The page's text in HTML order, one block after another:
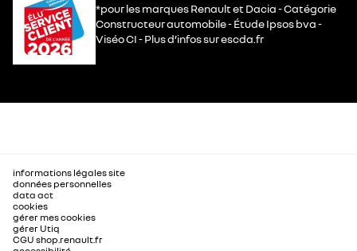
*pour les marques Renault et Dacia - Catégorie
Constructeur automobile - Étude Ipsos bva -
Viséo CI - Plus d’infos sur escda.fr
informations légales site
données personnelles
data act
cookies
gérer mes cookies
gérer Utiq
CGU shop.renault.fr